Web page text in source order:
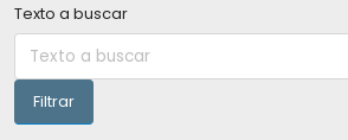
Texto a buscar